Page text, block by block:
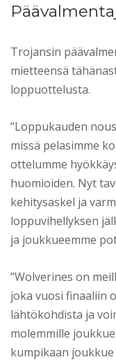
Trojansin
mietteensä
loppuottelusta.
”Loppukauden
missä pelasimme
ottelumme
huomioiden. Nyt
kehitysaskel ja
loppuvihellyksen
ja joukkueemme
”Wolverines on
joka vuosi finaaliin
lähtökohdista ja
molemmille
kumpikaan